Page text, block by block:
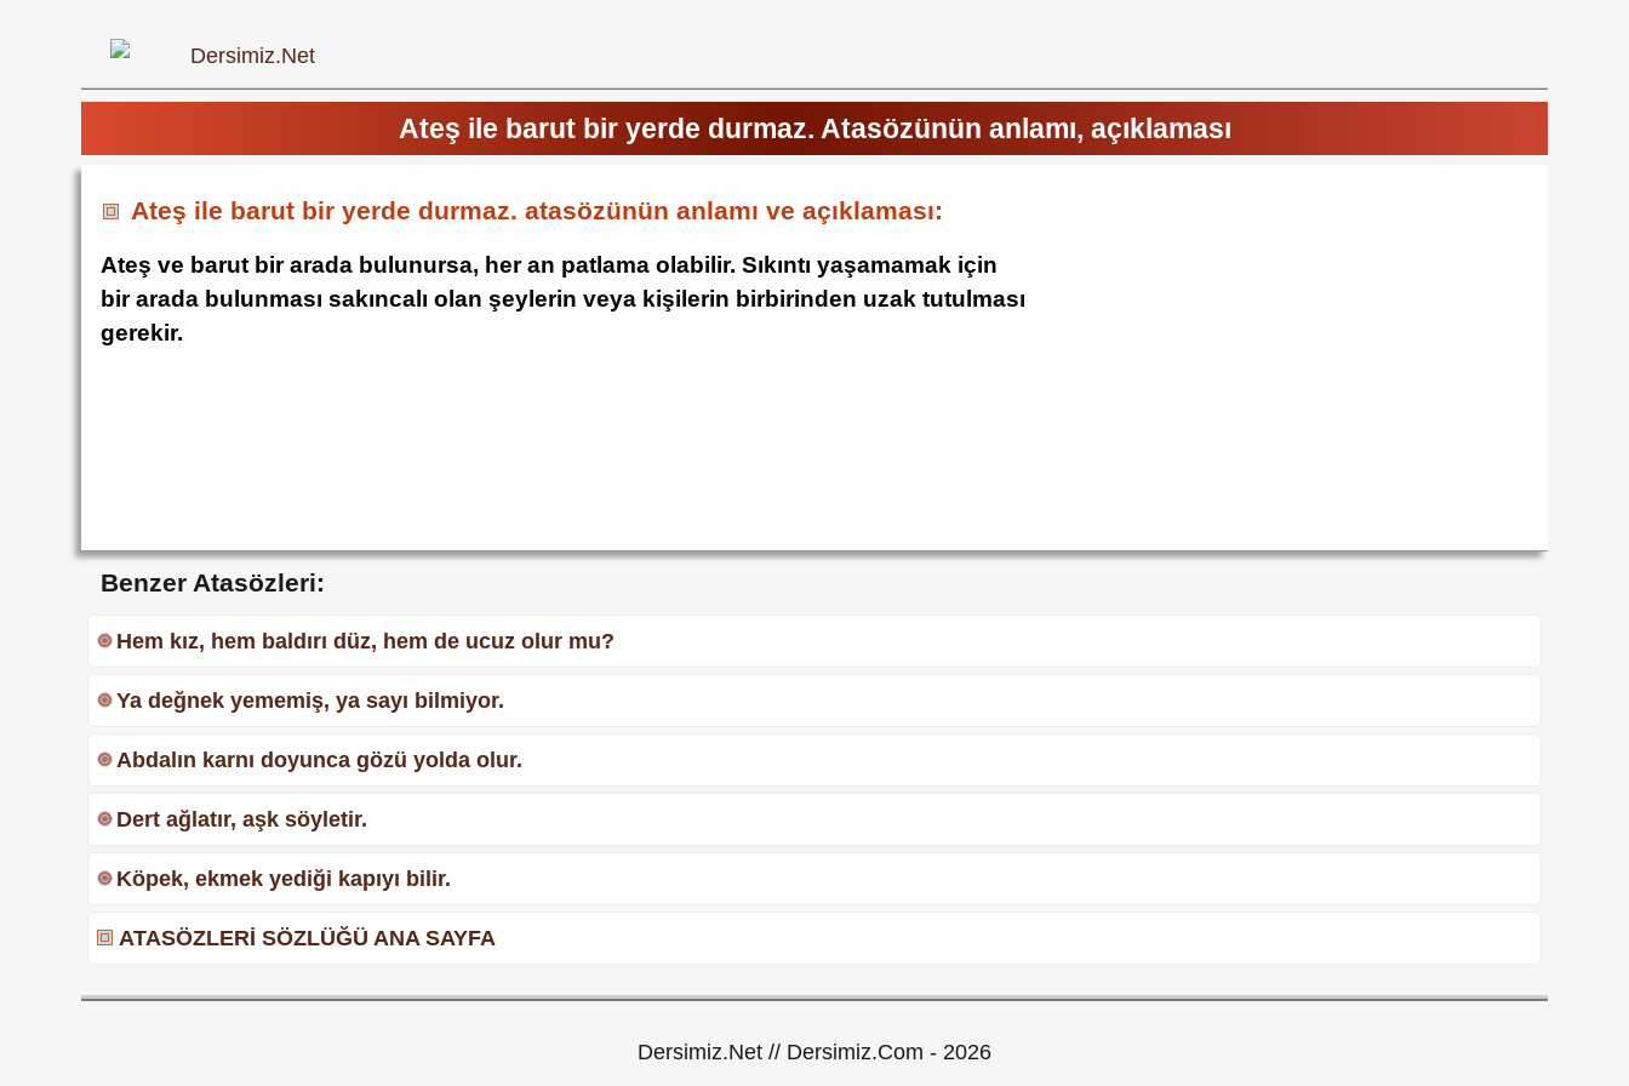
Ateş ile barut bir yerde durmaz. Atasözünün anlamı, açıklaması
Ateş ile barut bir yerde durmaz. atasözünün anlamı ve açıklaması:
Ateş ve barut bir arada bulunursa, her an patlama olabilir. Sıkıntı yaşamamak için
bir arada bulunması sakıncalı olan şeylerin veya kişilerin birbirinden uzak tutulması
gerekir.
Benzer Atasözleri:
Hem kız, hem baldırı düz, hem de ucuz olur mu?
Ya değnek yememiş, ya sayı bilmiyor.
Abdalın karnı doyunca gözü yolda olur.
Dert ağlatır, aşk söyletir.
Köpek, ekmek yediği kapıyı bilir.
ATASÖZLERİ SÖZLÜĞÜ ANA SAYFA
Dersimiz.Net // Dersimiz.Com - 2026